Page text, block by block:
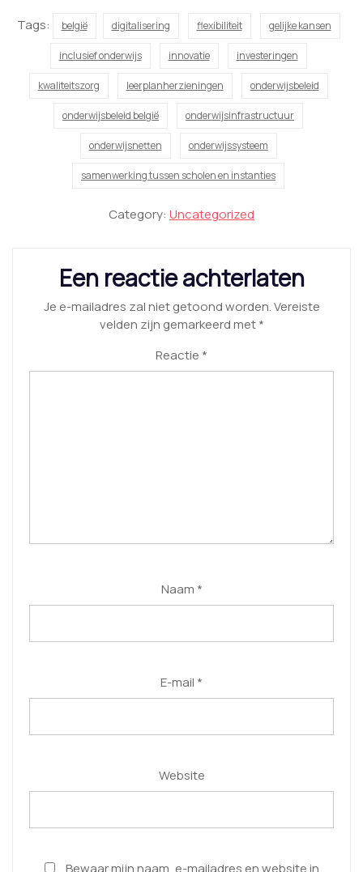
Tags:
belgië digitalisering flexibiliteit gelijke kansen
inclusief onderwijs innovatie investeringen
kwaliteitszorg leerplanherzieningen onderwijsbeleid
onderwijsbeleid belgië onderwijsinfrastructuur
onderwijsnetten onderwijssysteem
samenwerking tussen scholen en instanties
Category: Uncategorized
Een reactie achterlaten
Je e-mailadres zal niet getoond worden.Vereiste
velden zijn gemarkeerd met*
Reactie *
Naam *
E-mail *
Website
Bewaar mijn naam, e-mailadres en website in